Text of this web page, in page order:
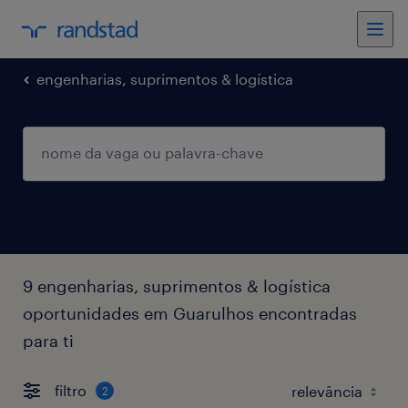
engenharias, suprimentos & logística
9 engenharias, suprimentos & logística
oportunidades em Guarulhos encontradas
para ti
filtro 2